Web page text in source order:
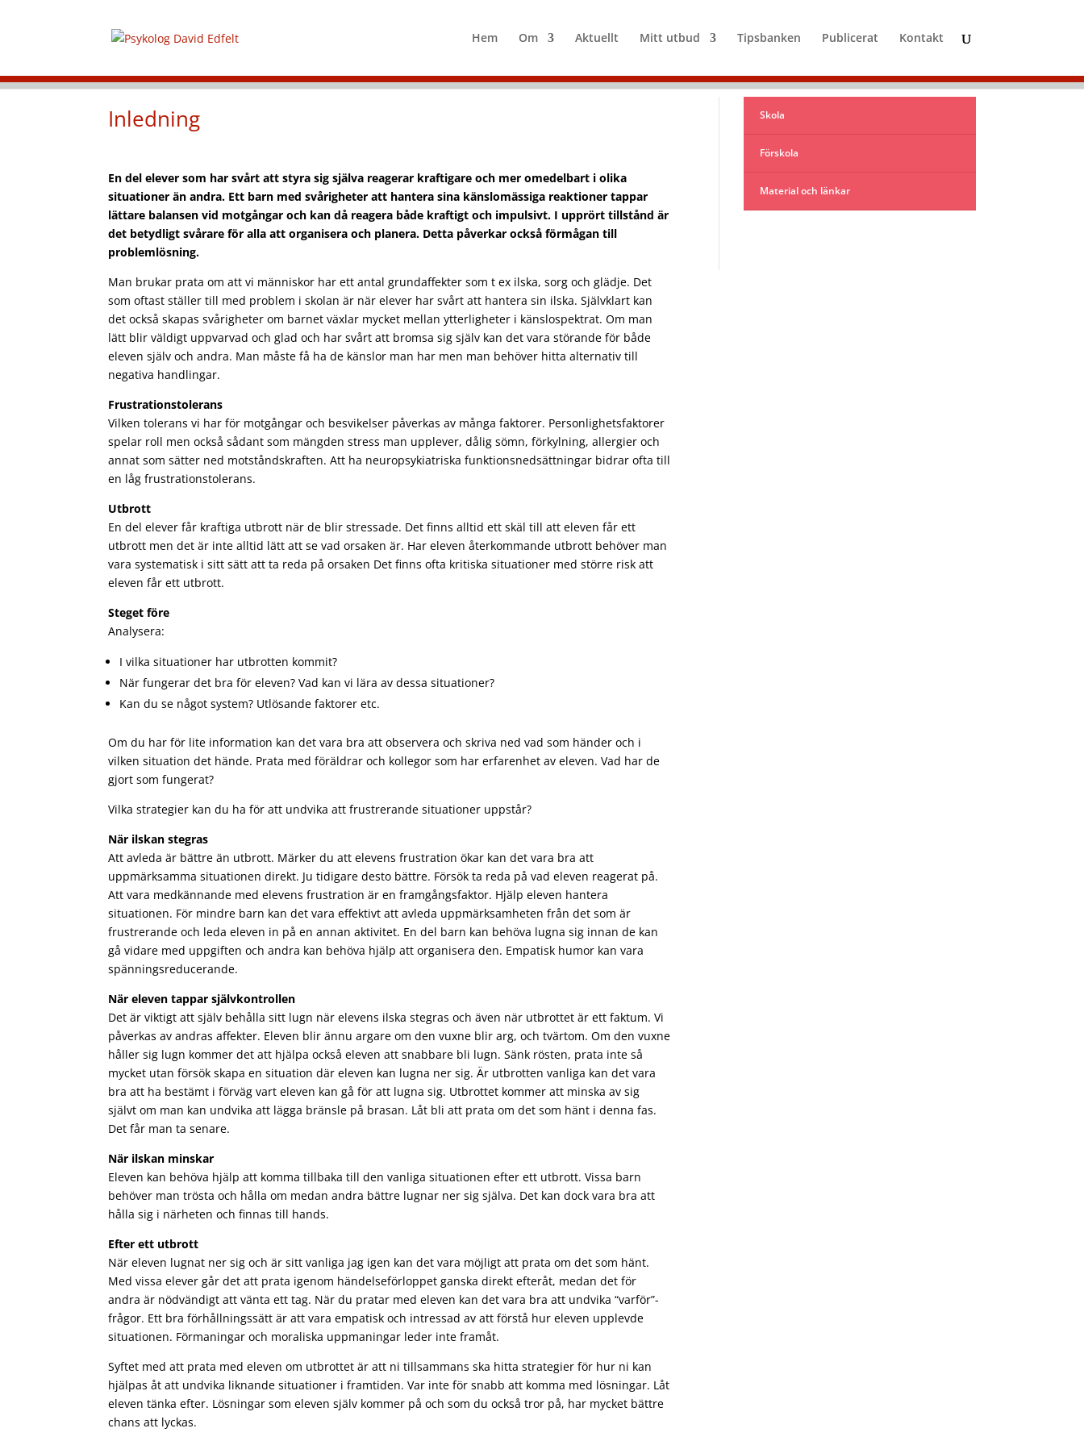
Hem Om Aktuellt Mitt utbud Tipsbanken Publicerat Kontakt
Inledning
En del elever som har svårt att styra sig själva reagerar kraftigare och mer omedelbart i olika
situationer än andra. Ett barn med svårigheter att hantera sina känslomässiga reaktioner tappar
lättare balansen vid motgångar och kan då reagera både kraftigt och impulsivt. I upprört tillstånd är
det betydligt svårare för alla att organisera och planera. Detta påverkar också förmågan till
problemlösning.
Man brukar prata om att vi människor har ett antal grundaffekter som t ex ilska, sorg och glädje. Det
som oftast ställer till med problem i skolan är när elever har svårt att hantera sin ilska. Självklart kan
det också skapas svårigheter om barnet växlar mycket mellan ytterligheter i känslospektrat. Om man
lätt blir väldigt uppvarvad och glad och har svårt att bromsa sig själv kan det vara störande för både
eleven själv och andra. Man måste få ha de känslor man har men man behöver hitta alternativ till
negativa handlingar.
Frustrationstolerans
Vilken tolerans vi har för motgångar och besvikelser påverkas av många faktorer. Personlighetsfaktorer
spelar roll men också sådant som mängden stress man upplever, dålig sömn, förkylning, allergier och
annat som sätter ned motståndskraften. Att ha neuropsykiatriska funktionsnedsättningar bidrar ofta till
en låg frustrationstolerans.
Utbrott
En del elever får kraftiga utbrott när de blir stressade. Det finns alltid ett skäl till att eleven får ett
utbrott men det är inte alltid lätt att se vad orsaken är. Har eleven återkommande utbrott behöver man
vara systematisk i sitt sätt att ta reda på orsaken Det finns ofta kritiska situationer med större risk att
eleven får ett utbrott.
Steget före
Analysera:
I vilka situationer har utbrotten kommit?
När fungerar det bra för eleven? Vad kan vi lära av dessa situationer?
Kan du se något system? Utlösande faktorer etc.
Om du har för lite information kan det vara bra att observera och skriva ned vad som händer och i
vilken situation det hände. Prata med föräldrar och kollegor som har erfarenhet av eleven. Vad har de
gjort som fungerat?
Vilka strategier kan du ha för att undvika att frustrerande situationer uppstår?
När ilskan stegras
Att avleda är bättre än utbrott. Märker du att elevens frustration ökar kan det vara bra att
uppmärksamma situationen direkt. Ju tidigare desto bättre. Försök ta reda på vad eleven reagerat på.
Att vara medkännande med elevens frustration är en framgångsfaktor. Hjälp eleven hantera
situationen. För mindre barn kan det vara effektivt att avleda uppmärksamheten från det som är
frustrerande och leda eleven in på en annan aktivitet. En del barn kan behöva lugna sig innan de kan
gå vidare med uppgiften och andra kan behöva hjälp att organisera den. Empatisk humor kan vara
spänningsreducerande.
När eleven tappar självkontrollen
Det är viktigt att själv behålla sitt lugn när elevens ilska stegras och även när utbrottet är ett faktum. Vi
påverkas av andras affekter. Eleven blir ännu argare om den vuxne blir arg, och tvärtom. Om den vuxne
håller sig lugn kommer det att hjälpa också eleven att snabbare bli lugn. Sänk rösten, prata inte så
mycket utan försök skapa en situation där eleven kan lugna ner sig. Är utbrotten vanliga kan det vara
bra att ha bestämt i förväg vart eleven kan gå för att lugna sig. Utbrottet kommer att minska av sig
självt om man kan undvika att lägga bränsle på brasan. Låt bli att prata om det som hänt i denna fas.
Det får man ta senare.
När ilskan minskar
Eleven kan behöva hjälp att komma tillbaka till den vanliga situationen efter ett utbrott. Vissa barn
behöver man trösta och hålla om medan andra bättre lugnar ner sig själva. Det kan dock vara bra att
hålla sig i närheten och finnas till hands.
Efter ett utbrott
När eleven lugnat ner sig och är sitt vanliga jag igen kan det vara möjligt att prata om det som hänt.
Med vissa elever går det att prata igenom händelseförloppet ganska direkt efteråt, medan det för
andra är nödvändigt att vänta ett tag. När du pratar med eleven kan det vara bra att undvika “varför”-
frågor. Ett bra förhållningssätt är att vara empatisk och intressad av att förstå hur eleven upplevde
situationen. Förmaningar och moraliska uppmaningar leder inte framåt.
Syftet med att prata med eleven om utbrottet är att ni tillsammans ska hitta strategier för hur ni kan
hjälpas åt att undvika liknande situationer i framtiden. Var inte för snabb att komma med lösningar. Låt
eleven tänka efter. Lösningar som eleven själv kommer på och som du också tror på, har mycket bättre
chans att lyckas.
Skola
Förskola
Material och länkar